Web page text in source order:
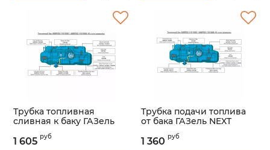
Трубка топливная
сливная к баку ГАЗель
NEXT (ТИССАН ООО ГАЗ
Оригинал) /
1 605 руб
Трубка подачи топлива
от бака ГАЗель NEXT
(ООО "ТИССАН" ГАЗ
Оригинал) /
1 360 руб